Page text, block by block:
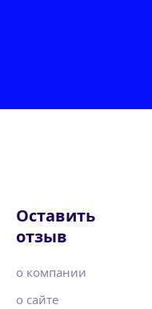
Оставить
отзыв
о компании
о сайте